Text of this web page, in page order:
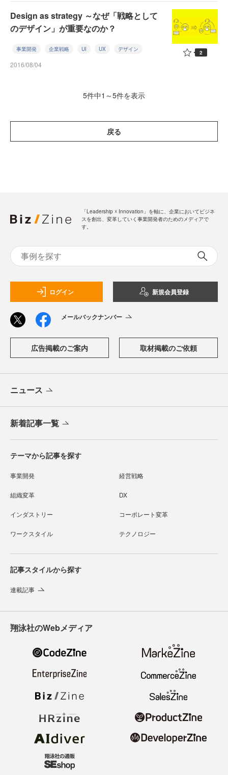
Design as strategy ～なぜ「戦略として
のデザイン」が重要なのか？
事業開発 企業戦略 UI UX デザイン
2016/08/04
2
5件中1～5件を表示
戻る
「Leadership ☓ Innovation」を軸に、企業においてビジネ
スを創出、変革していく事業開発者のためのメディアで
す。
ログイン 新規会員登録
メールバックナンバー
広告掲載のご案内 取材掲載のご依頼
ニュース
新着記事一覧
テーマから記事を探す
事業開発 経営戦略
組織変革 DX
インダストリー コーポレート変革
ワークスタイル テクノロジー
記事スタイルから探す
連載記事
翔泳社のWebメディア